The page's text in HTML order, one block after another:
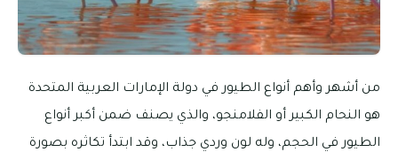
من أشهر وأهم أنواع الطيور في دولة الإمارات العربية المتحدة
هو النحام الكبير أو الفلامنجو، والذي يصنف ضمن أكبر أنواع
الطيور في الحجم، وله لون وردي جذاب، وقد ابتدأ تكاثره بصورة